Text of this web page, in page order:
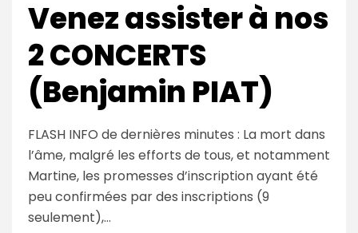
Venez assister à nos
2 CONCERTS
(Benjamin PIAT)
FLASH INFO de dernières minutes : La mort dans
l’âme, malgré les efforts de tous, et notamment
Martine, les promesses d’inscription ayant été
peu confirmées par des inscriptions (9
seulement),…